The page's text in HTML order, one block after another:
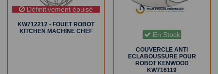
Définitivement épuisé
KW712212 - FOUET ROBOT
KITCHEN MACHINE CHEF
En Stock
COUVERCLE ANTI
ECLABOUSSURE POUR
ROBOT KENWOOD
KW716119